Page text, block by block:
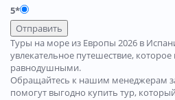
5*
Отправить
Туры на море из Европы 2026 в
увлекательное путешествие, которое
равнодушными.
Обращайтесь к нашим менеджерам
помогут выгодно купить тур,